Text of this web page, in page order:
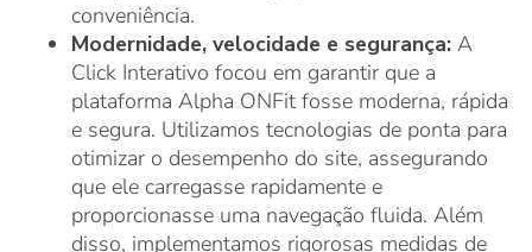
conveniência.
Modernidade, velocidade e segurança: A
Click Interativo focou em garantir que a
plataforma Alpha ONFit fosse moderna, rápida
e segura. Utilizamos tecnologias de ponta para
otimizar o desempenho do site, assegurando
que ele carregasse rapidamente e
proporcionasse uma navegação fluida. Além
disso, implementamos rigorosas medidas de